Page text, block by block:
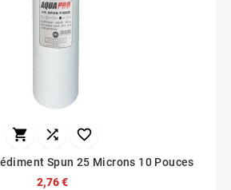
  
Spun 25 Microns 10 Pouces
2,76 €